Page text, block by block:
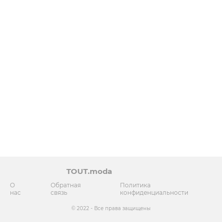
TOUT.moda
О
нас
Обратная
связь
Политика
конфиденциальности
© 2022 - Все права защищены